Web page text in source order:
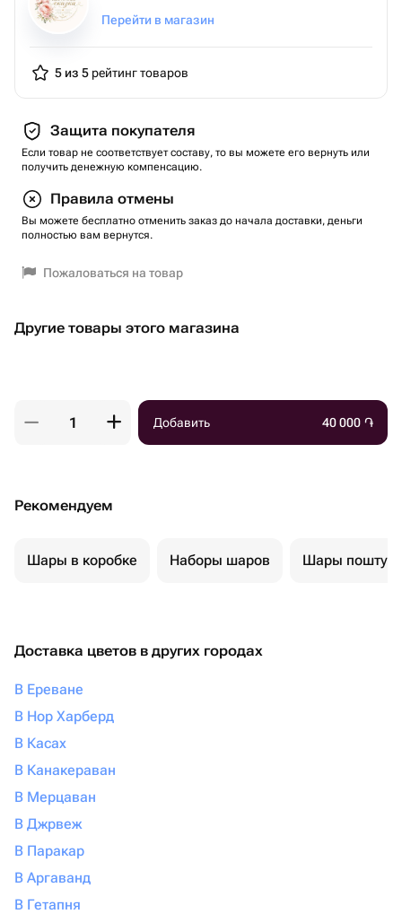
Перейти в магазин
5 из 5 рейтинг товаров
Защита покупателя
Если товар не соответствует составу, то вы можете его вернуть или
получить денежную компенсацию.
Правила отмены
Вы можете бесплатно отменить заказ до начала доставки, деньги
полностью вам вернутся.
Пожаловаться на товар
Другие товары этого магазина
Добавить 40 000 ֏
Рекомендуем
Шары в коробке Наборы шаров Шары
Доставка цветов в других городах
В Ереване
В Нор Харберд
В Касах
В Канакераван
В Мерцаван
В Джрвеж
В Паракар
В Аргаванд
В Гетапня